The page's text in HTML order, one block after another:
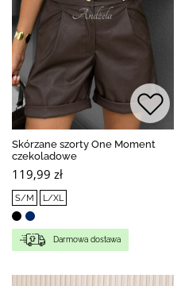
Skórzane szorty One Moment
czekoladowe
119,99 zł
S/M L/XL
Darmowa dostawa